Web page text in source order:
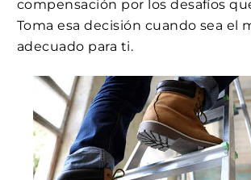
compensación por los desafíos
Toma esa decisión cuando sea el
adecuado para ti.